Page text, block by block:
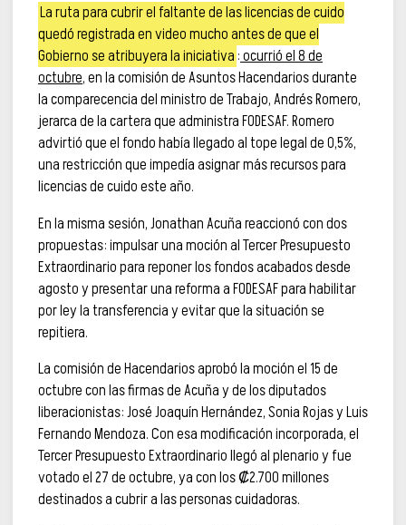
La ruta para cubrir el faltante de las licencias de cuido
quedó registrada en video mucho antes de que el
Gobierno se atribuyera la iniciativa :ocurrió el 8 de
octubre, en la comisión de Asuntos Hacendarios durante
la comparecencia del ministro de Trabajo, Andrés Romero,
jerarca de la cartera que administra FODESAF. Romero
advirtió que el fondo había llegado al tope legal de 0,5%,
una restricción que impedía asignar más recursos para
licencias de cuido este año.
En la misma sesión, Jonathan Acuña reaccionó con dos
propuestas: impulsar una moción al Tercer Presupuesto
Extraordinario para reponer los fondos acabados desde
agosto y presentar una reforma a FODESAF para habilitar
por ley la transferencia y evitar que la situación se
repitiera.
La comisión de Hacendarios aprobó la moción el 15 de
octubre con las firmas de Acuña y de los diputados
liberacionistas: José Joaquín Hernández, Sonia Rojas y Luis
Fernando Mendoza. Con esa modificación incorporada, el
Tercer Presupuesto Extraordinario llegó al plenario y fue
votado el 27 de octubre, ya con los ₡2.700 millones
destinados a cubrir a las personas cuidadoras.